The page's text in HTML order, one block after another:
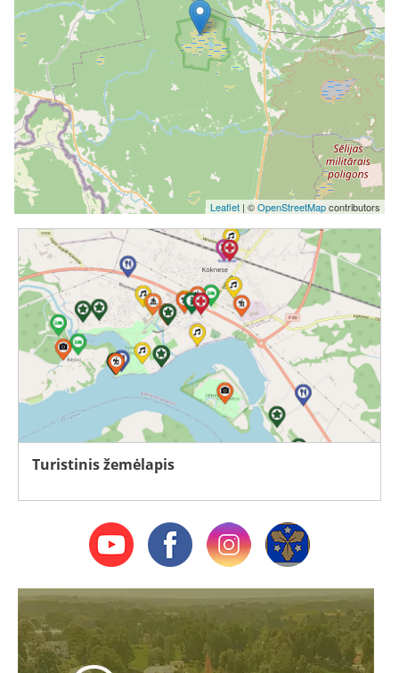
Leaflet | ©OpenStreetMapcontributors
Turistinis žemėlapis